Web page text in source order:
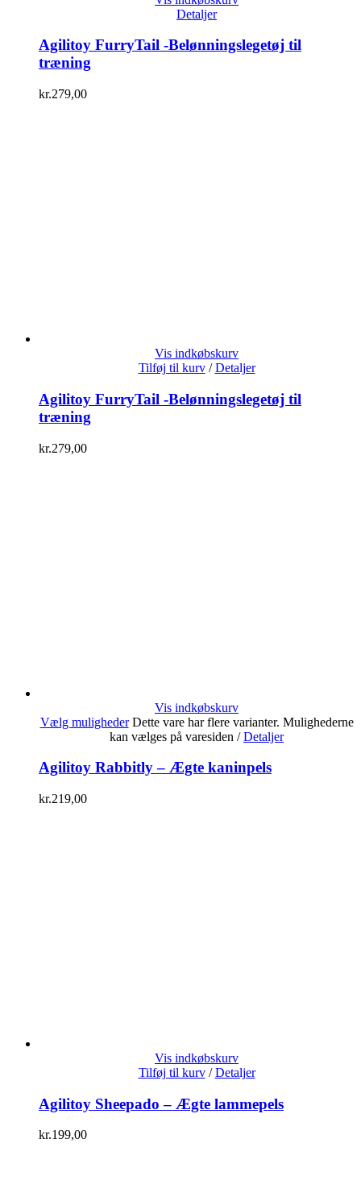
Detaljer
Agilitoy FurryTail -Belønningslegetøj til
træning
kr.279,00
Vis indkøbskurv
Tilføj til kurv / Detaljer
Agilitoy FurryTail -Belønningslegetøj til
træning
kr.279,00
Vis indkøbskurv
Vælg muligheder Dette vare har flere varianter. Mulighederne
kan vælges på varesiden / Detaljer
Agilitoy Rabbitly – Ægte kaninpels
kr.219,00
Vis indkøbskurv
Tilføj til kurv / Detaljer
Agilitoy Sheepado – Ægte lammepels
kr.199,00